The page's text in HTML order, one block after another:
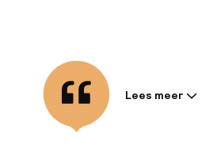
Informatie
Lees meer